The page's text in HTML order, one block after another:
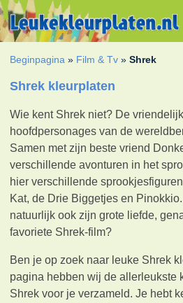
Beginpagina » Film & Tv »Shrek
Shrek kleurplaten
Wie kent Shrek niet? De
hoofdpersonages van de
Samen met zijn beste vriend
verschillende avonturen in het
hier verschillende
Kat, de Drie Biggetjes en
natuurlijk ook zijn grote liefde,
favoriete Shrek-film?
Ben je op zoek naar leuke Shrek
pagina hebben wij de allerleukste
Shrek voor je verzameld. Je hebt